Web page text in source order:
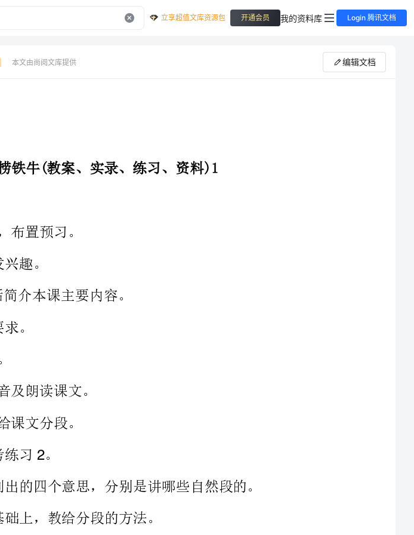
立享超值文库资源包 开通会员 我的资料库 Login 腾讯文档
本文由尚阅文库提供 编辑文档
可能会怎么议论呢一个和尚是怎么说的从他说的话，你看出了什么
板书课题后简介本课主要内容。